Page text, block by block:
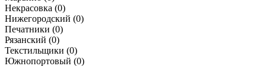
Некрасовка (0)
Нижегородский (0)
Печатники (0)
Рязанский (0)
Текстильщики (0)
Южнопортовый (0)